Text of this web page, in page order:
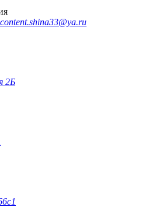
content.shina33@ya.ru
2Б